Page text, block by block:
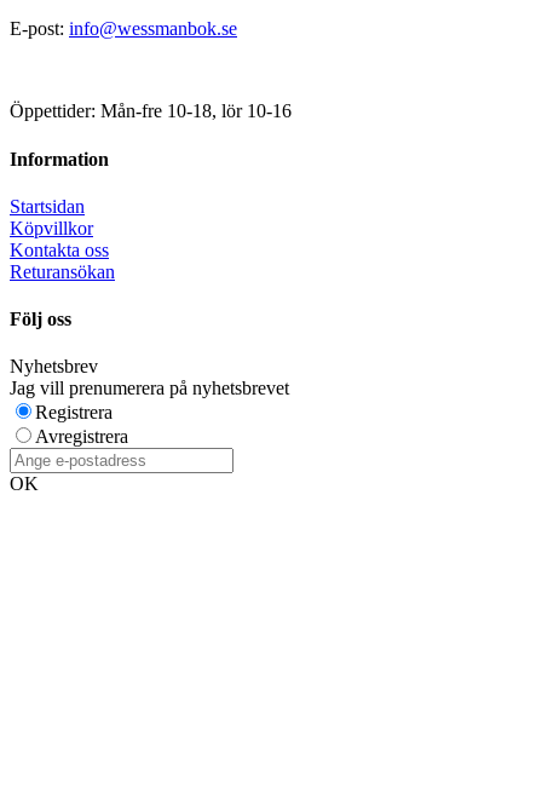
E-post: info@wessmanbok.se
Öppettider: Mån-fre 10-18, lör 10-16
Information
Startsidan
Köpvillkor
Kontakta oss
Returansökan
Följ oss
Nyhetsbrev
Jag vill prenumerera på nyhetsbrevet
Registrera
Avregistrera
OK